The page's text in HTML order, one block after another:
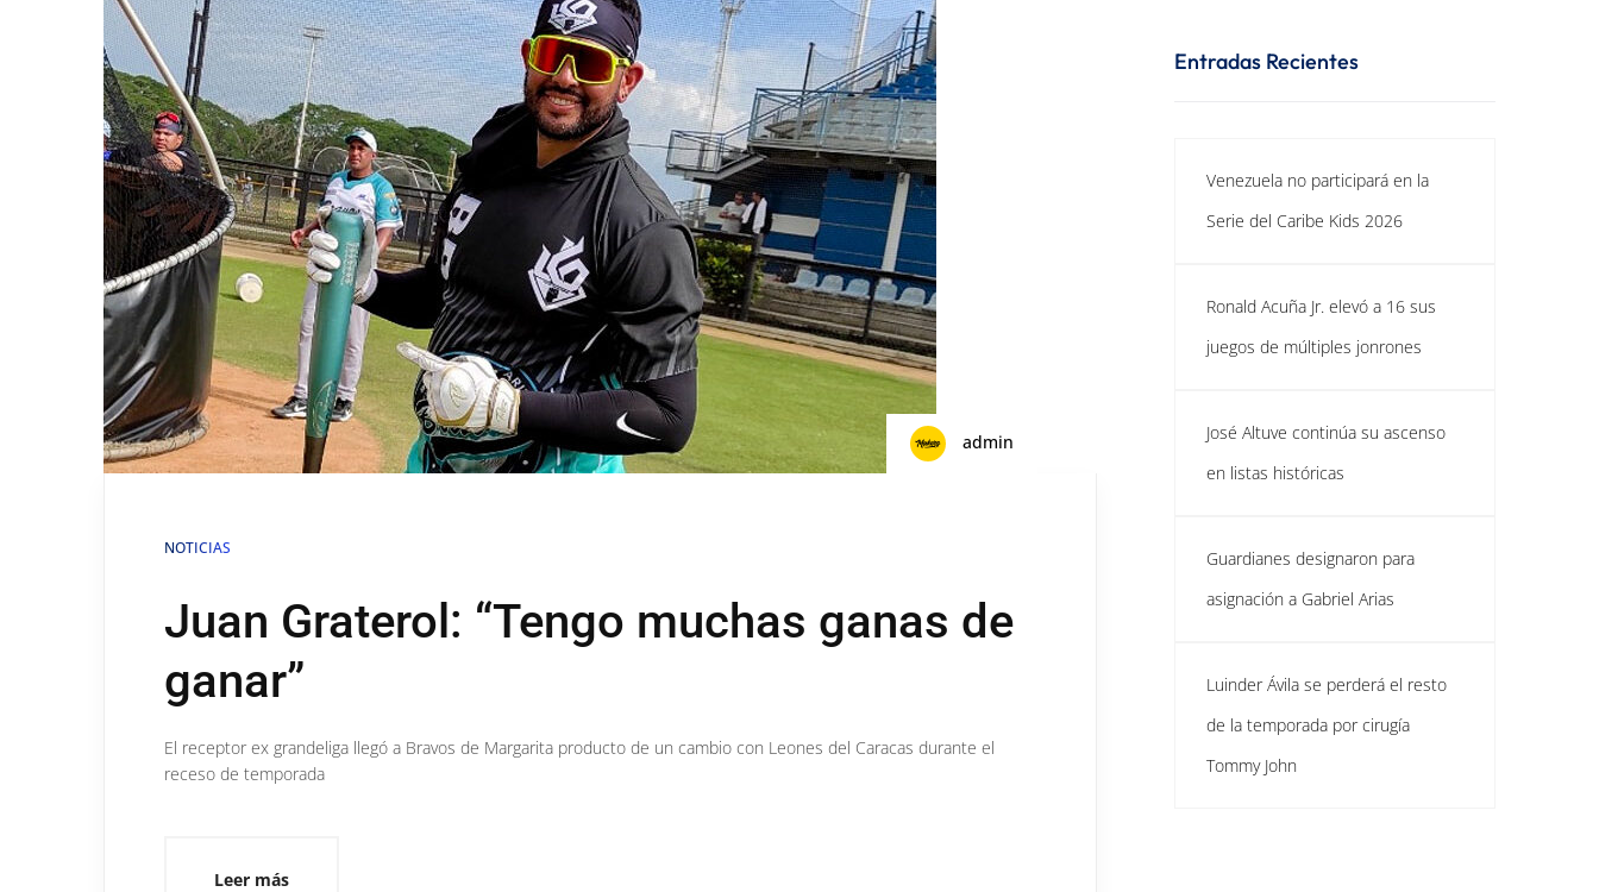
admin
NOTICIAS
Juan Graterol: “Tengo muchas ganas de
ganar”
El receptor ex grandeliga llegó a Bravos de Margarita producto de un cambio con Leones del Caracas durante el
receso de temporada
Leer más
Entradas Recientes
Venezuela no participará en la
Serie del Caribe Kids 2026
Ronald Acuña Jr. elevó a 16 sus
juegos de múltiples jonrones
José Altuve continúa su ascenso
en listas históricas
Guardianes designaron para
asignación a Gabriel Arias
Luinder Ávila se perderá el resto
de la temporada por cirugía
Tommy John